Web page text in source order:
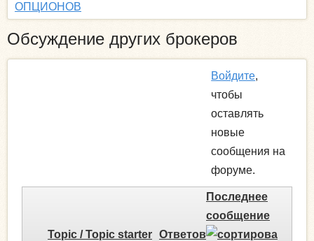
ОПЦИОНОВ
Обсуждение других брокеров
Войдите,
чтобы
оставлять
новые
сообщения на
форуме.
Topic / Topic starter Ответов
Последнее
сообщение